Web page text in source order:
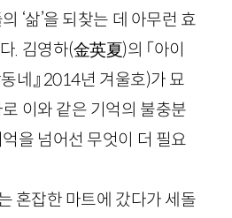
‘삶’을 되찾는 데 아무런 효
. 김영하(金英夏)의 「아이
네』 2014년 겨울호)가 묘
이와 같은 기억의 불충분
을 넘어선 무엇이 더 필요
는 혼잡한 마트에 갔다가 세돌